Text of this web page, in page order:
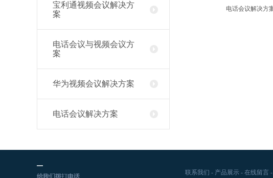
宝利通视频会议解决方
案
电话会议与视频会议方
案
华为视频会议解决方案
电话会议解决方案
电话会议解决方
联系我们 - 产品展示 - 在线留言 -